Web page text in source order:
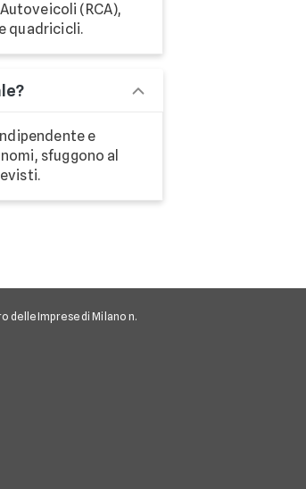
(RCA),
quadricicli.
e
sfuggono al
delle Imprese di Milano n.